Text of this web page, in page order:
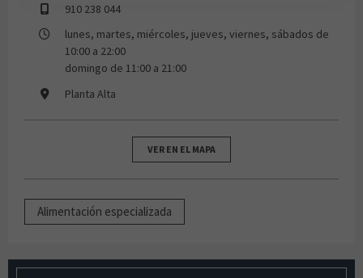
910 238 044
lunes, martes, miércoles, jueves, viernes, sábados de
10:00 a 22:00
domingo de 11:00 a 21:00
Planta Alta
VER EN EL MAPA
Alimentación especializada